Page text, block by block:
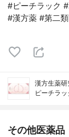
#ピーチラック
#漢方薬 #第二
漢方生薬研
ピーチラ
その他医薬品